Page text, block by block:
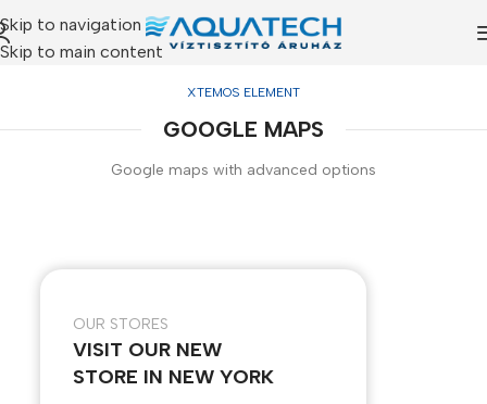
Skip to navigation
Skip to main content
XTEMOS ELEMENT
GOOGLE MAPS
Google maps with advanced options
OUR STORES
VISIT OUR NEW
STORE IN NEW YORK